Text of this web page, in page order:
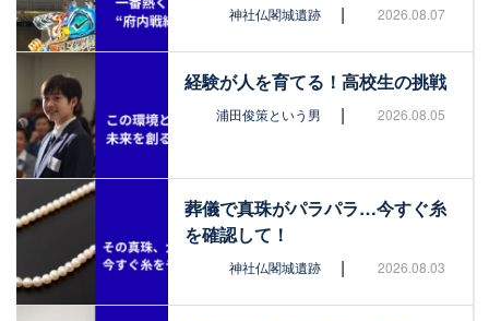
神社仏閣城遺跡 | 2026.08.07
経験が人を育てる！高校生の挑戦
浦田俊策という男 | 2026.08.05
葬儀で真珠がパラパラ…今すぐ糸
を確認して！
神社仏閣城遺跡 | 2026.08.03